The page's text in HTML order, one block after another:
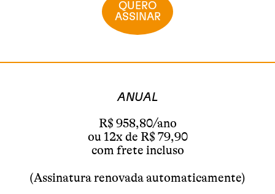
QUERO
ASSINAR
ANUAL
R$ 958,80/ano
ou 12x de R$ 79,90
com frete incluso
(Assinatura renovada automaticamente)